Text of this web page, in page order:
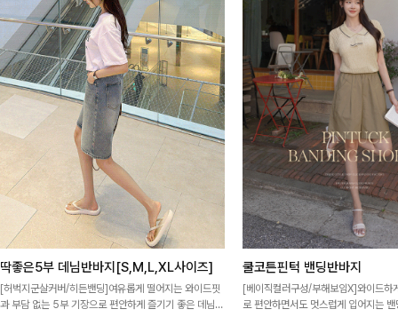
딱좋은5부 데님반바지[S,M,L,XL사이즈]
[허벅지군살커버/히든밴딩]여유롭게 떨어지는 와이드핏
과 부담 없는 5부 기장으로 편안하게 즐기기 좋은 데님
쿨코튼핀턱 밴딩반바지
[베이직컬러구성/부해보임X]와이드하
로 편안하면서도 멋스럽게 입어지는